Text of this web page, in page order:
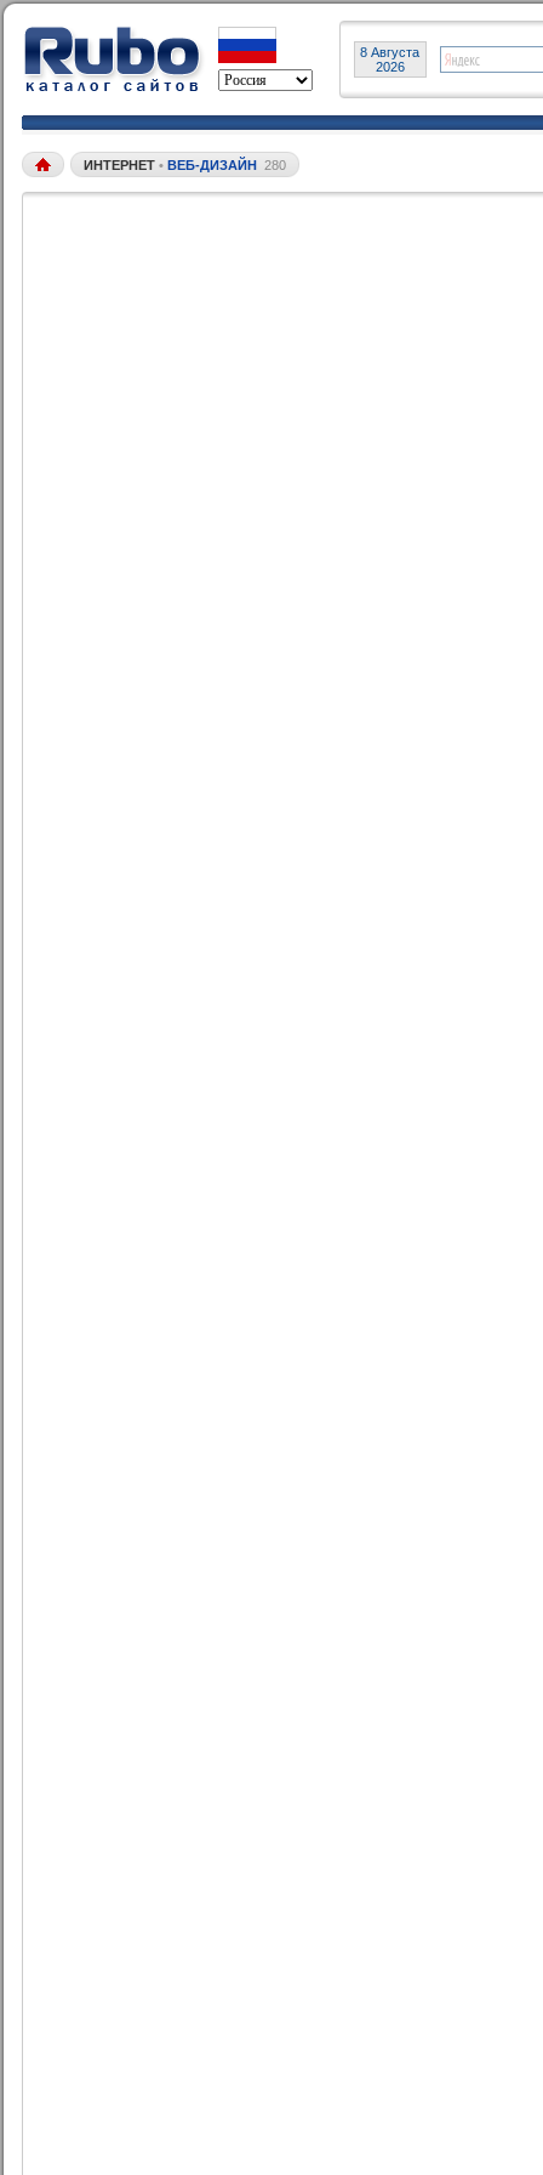
8 Августа
2026
ИНТЕРНЕТ • ВЕБ-ДИЗАЙН 280